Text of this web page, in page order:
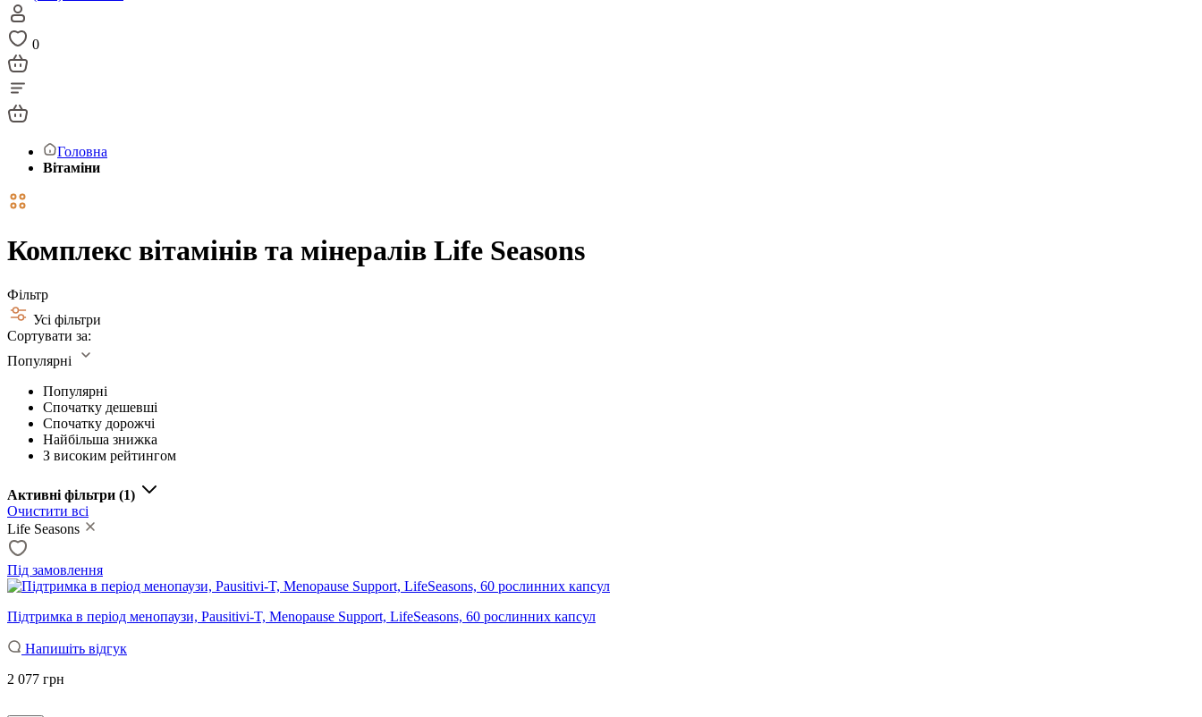
0
Головна
Вітаміни
Комплекс вітамінів та мінералів Life Seasons
Фільтр
Усі фільтри
Сортувати за:
Популярні
Популярні
Спочатку дешевші
Спочатку дорожчі
Найбільша знижка
З високим рейтингом
Активні фільтри (1)
Очистити всі
Life Seasons
Під замовлення
Підтримка в період менопаузи, Pausitivi-T, Menopause Support, LifeSeasons, 60 рослинних капсул
Напишіть відгук
2 077 грн